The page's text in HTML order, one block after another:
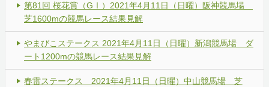
第81回 桜花賞（GⅠ）2021年4月11日（日曜）阪神競馬場
芝1600mの競馬レース結果見解
やまびこステークス 2021年4月11日（日曜）新潟競馬場 ダ
ート1200mの競馬レース結果見解
春雷ステークス 2021年4月11日（日曜）中山競馬場 芝